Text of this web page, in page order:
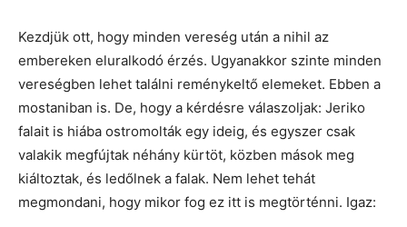
Kezdjük ott, hogy minden vereség után a nihil az
embereken eluralkodó érzés. Ugyanakkor szinte minden
vereségben lehet találni reménykeltő elemeket. Ebben a
mostaniban is. De, hogy a kérdésre válaszoljak: Jeriko
falait is hiába ostromolták egy ideig, és egyszer csak
valakik megfújtak néhány kürtöt, közben mások meg
kiáltoztak, és ledőlnek a falak. Nem lehet tehát
megmondani, hogy mikor fog ez itt is megtörténni. Igaz: